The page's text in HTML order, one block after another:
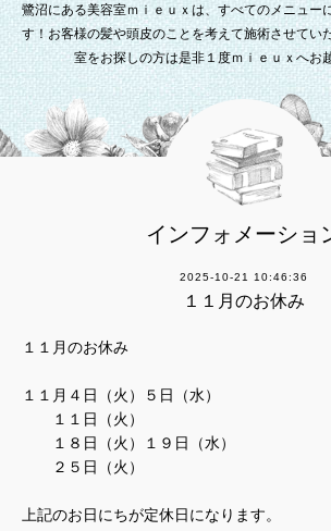
鷺沼にある美容室ｍｉｅｕｘは、すべてのメニュー
す！お客様の髪や頭皮のことを考えて施術させてい
室をお探しの方は是非１度ｍｉｅｕｘへお
インフォメーショ
2025-10-21 10:46:36
１１月のお休み
１１月のお休み
１１月４日（火）５日（水）
１１日（火）
１８日（火）１９日（水）
２５日（火）
上記のお日にちが定休日になります。